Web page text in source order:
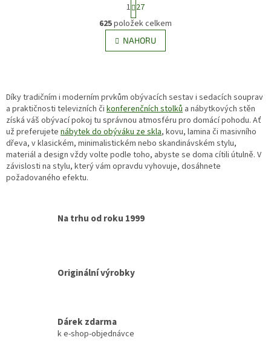
O
v
l
á
í
p
r
v
k
y
v
s
u
t
r
á
n
k
n
1 27
625položek celkem
NAHORU
Díky tradičním i moderním prvkům obývacích sestav i sedacích souprav
a praktičnosti televizních či konferenčních stolků a nábytkových stěn
získá váš obývací pokoj tu správnou atmosféru pro domácí pohodu. Ať
už preferujete nábytek do obýváku ze skla, kovu, lamina či masivního
dřeva, v klasickém, minimalistickém nebo skandinávském stylu,
materiál a design vždy volte podle toho, abyste se doma cítili útulně. V
závislosti na stylu, který vám opravdu vyhovuje, dosáhnete
požadovaného efektu.
Na trhu od roku 1999
Originální výrobky
Dárek zdarma
k e-shop-objednávce